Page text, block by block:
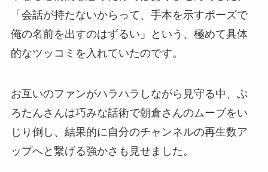
「会話が持たないからって、手本を示すポーズで
俺の名前を出すのはずるい」という、極めて具体
的なツッコミを入れていたのです。
お互いのファンがハラハラしながら見守る中、ぷ
ろたんさんは巧みな話術で朝倉さんのムーブをい
じり倒し、結果的に自分のチャンネルの再生数ア
ップへと繋げる強かさも見せました。